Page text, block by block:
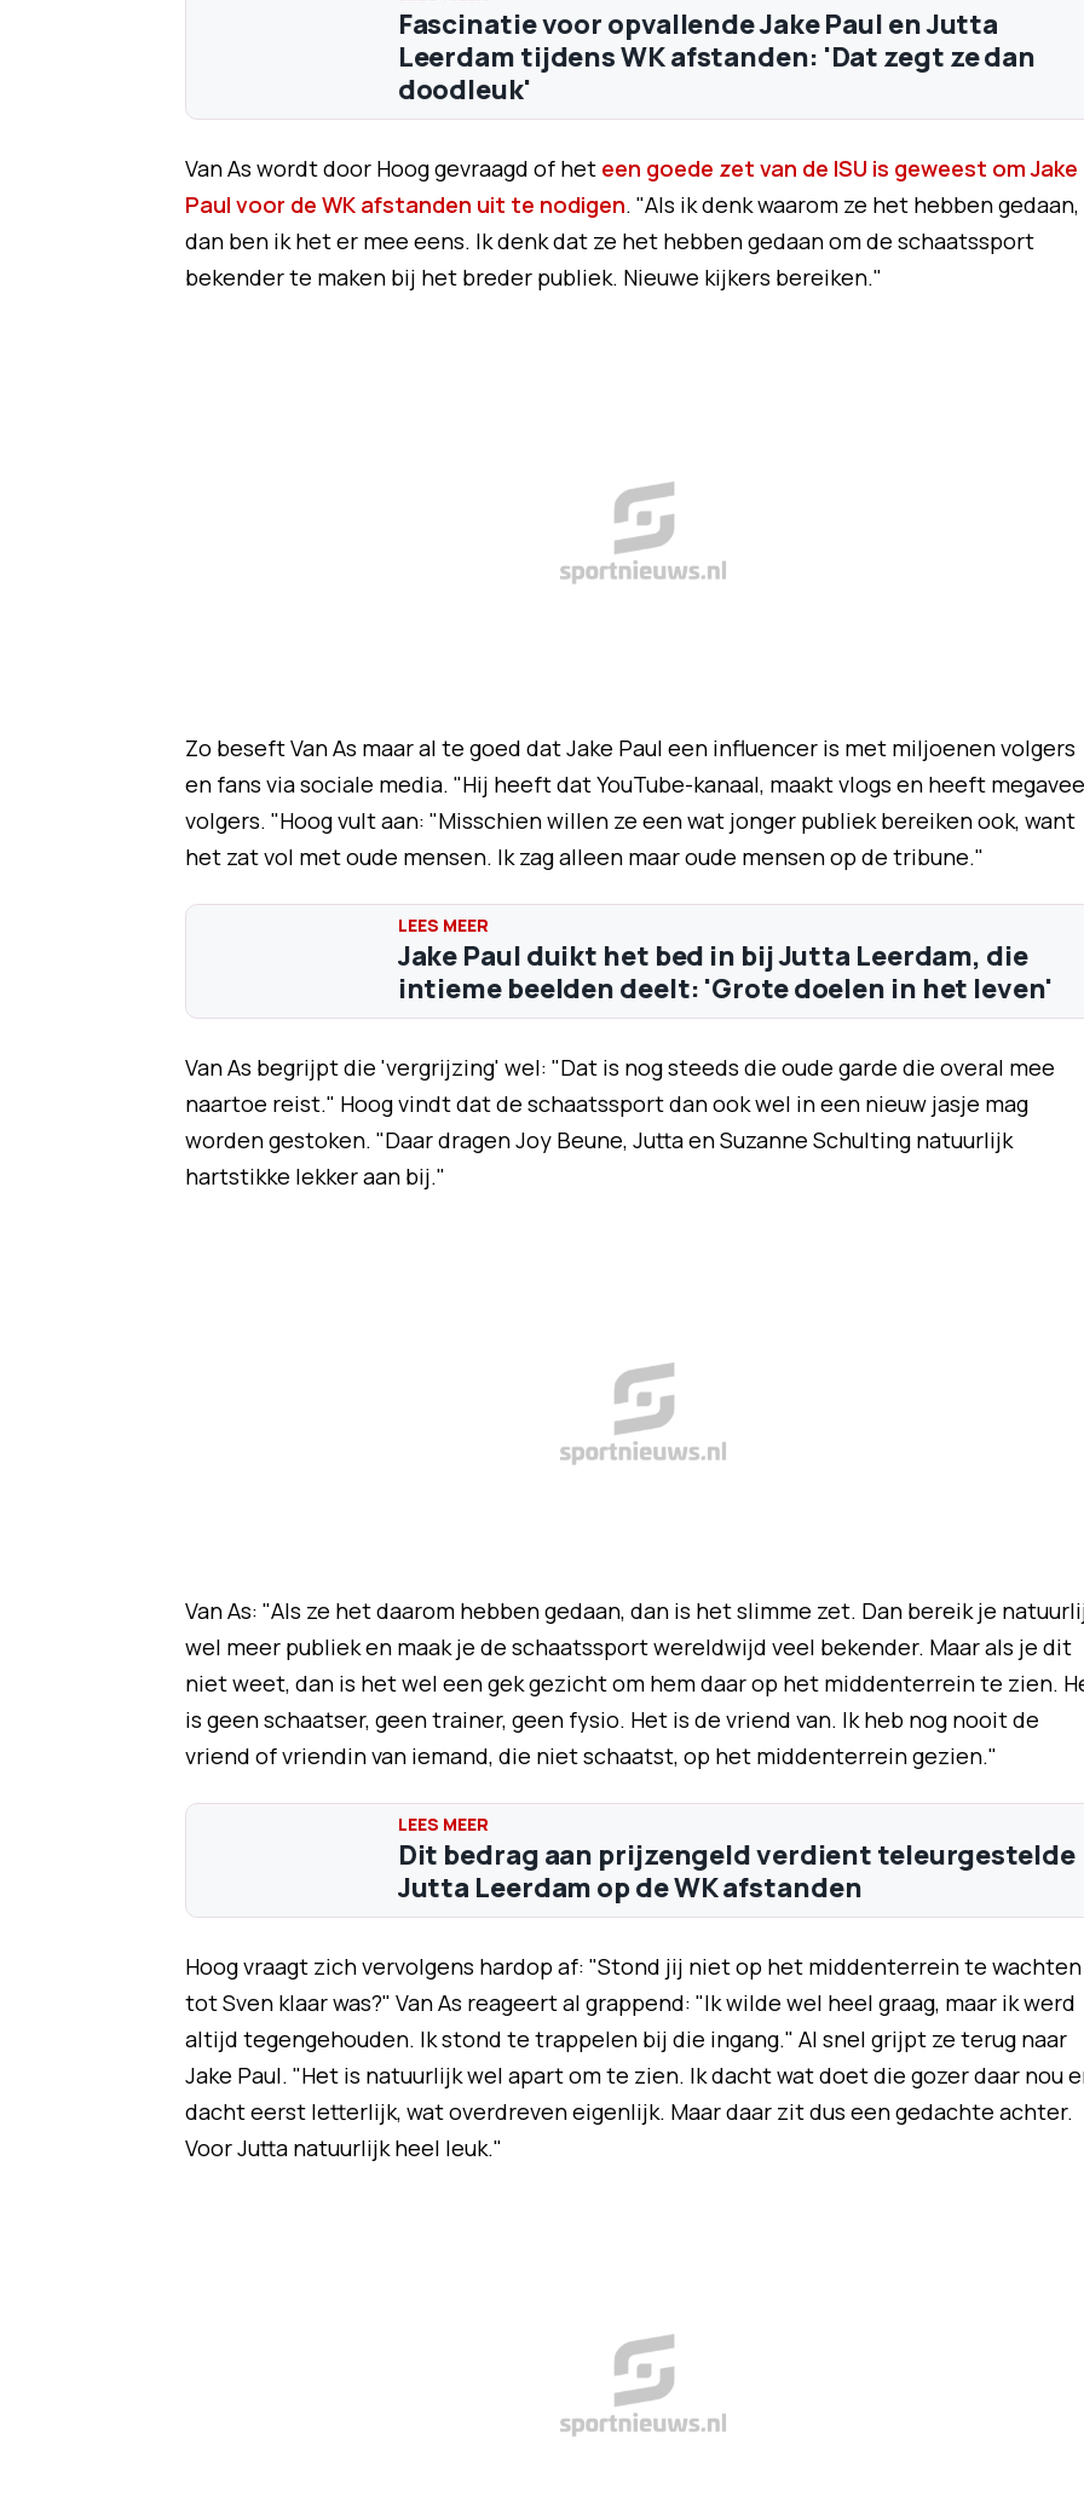
Fascinatie voor opvallende Jake Paul en Jutta
Leerdam tijdens WK afstanden: 'Dat zegt ze dan
doodleuk'
Van As wordt door Hoog gevraagd of het een goede zet van de ISU is geweest om Jake
Paul voor de WK afstanden uit te nodigen. "Als ik denk waarom ze het hebben gedaan,
dan ben ik het er mee eens. Ik denk dat ze het hebben gedaan om de schaatssport
bekender te maken bij het breder publiek. Nieuwe kijkers bereiken."
Zo beseft Van As maar al te goed dat Jake Paul een influencer is met miljoenen volgers
en fans via sociale media. "Hij heeft dat YouTube-kanaal, maakt vlogs en heeft
volgers. "Hoog vult aan: "Misschien willen ze een wat jonger publiek bereiken ook, want
het zat vol met oude mensen. Ik zag alleen maar oude mensen op de tribune."
Jake Paul duikt het bed in bij Jutta Leerdam, die
intieme beelden deelt: 'Grote doelen in het leven'
Van As begrijpt die 'vergrijzing' wel: "Dat is nog steeds die oude garde die overal mee
naartoe reist." Hoog vindt dat de schaatssport dan ook wel in een nieuw jasje mag
worden gestoken. "Daar dragen Joy Beune, Jutta en Suzanne Schulting natuurlijk
hartstikke lekker aan bij."
Van As: "Als ze het daarom hebben gedaan, dan is het slimme zet. Dan bereik je
wel meer publiek en maak je de schaatssport wereldwijd veel bekender. Maar als je dit
niet weet, dan is het wel een gek gezicht om hem daar op het middenterrein te zien.
is geen schaatser, geen trainer, geen fysio. Het is de vriend van. Ik heb nog nooit de
vriend of vriendin van iemand, die niet schaatst, op het middenterrein gezien."
Dit bedrag aan prijzengeld verdient teleurgestelde
Jutta Leerdam op de WK afstanden
Hoog vraagt zich vervolgens hardop af: "Stond jij niet op het middenterrein te wachten
tot Sven klaar was?" Van As reageert al grappend: "Ik wilde wel heel graag, maar ik werd
altijd tegengehouden. Ik stond te trappelen bij die ingang." Al snel grijpt ze terug naar
Jake Paul. "Het is natuurlijk wel apart om te zien. Ik dacht wat doet die gozer daar nou
dacht eerst letterlijk, wat overdreven eigenlijk. Maar daar zit dus een gedachte achter.
Voor Jutta natuurlijk heel leuk."